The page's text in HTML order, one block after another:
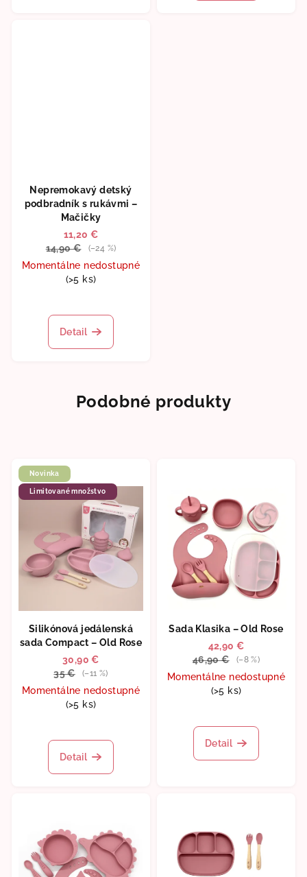
Nepremokavý detský
podbradník s rukávmi –
Mačičky
11,20 €
14,90 €
(–24 %)
Momentálne nedostupné
(>5 ks)
Detail
Podobné produkty
Novinka
Limitované množstvo
Silikónová jedálenská
sada Compact – Old Rose
30,90 €
35 €
(–11 %)
Momentálne nedostupné
(>5 ks)
Detail
Sada Klasika – Old Rose
42,90 €
46,90 €
(–8 %)
Momentálne nedostupné
(>5 ks)
Detail